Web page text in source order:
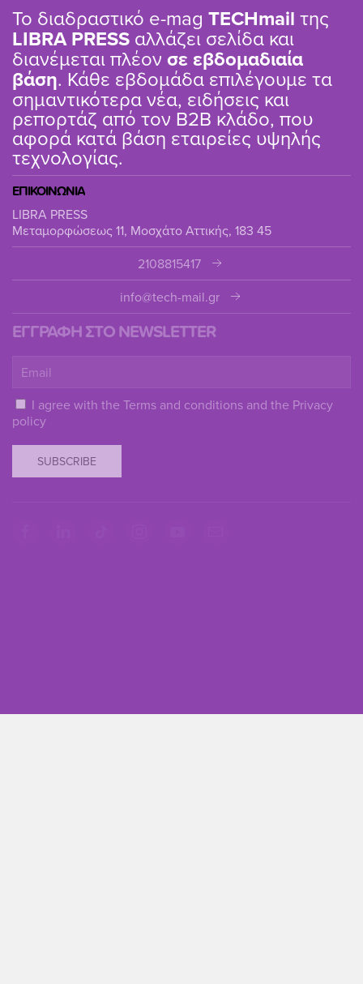
Το διαδραστικό e-mag TΕCHmail της
LIBRA PRESS αλλάζει σελίδα και
διανέμεται πλέον σε εβδομαδιαία
βάση. Κάθε εβδομάδα επιλέγουμε τα
σημαντικότερα νέα, ειδήσεις και
ρεπορτάζ από τον B2B κλάδο, που
αφορά κατά βάση εταιρείες υψηλής
τεχνολογίας.
ΕΠΙΚΟΙΝΩΝΙΑ
LIBRA PRESS
Μεταμορφώσεως 11, Μοσχάτο Αττικής, 183 45
2108815417
info@tech-mail.gr
ΕΓΓΡΑΦΗ ΣΤΟ NEWSLETTER
I agree with the Terms and conditions and the Privacy
policy
SUBSCRIBE